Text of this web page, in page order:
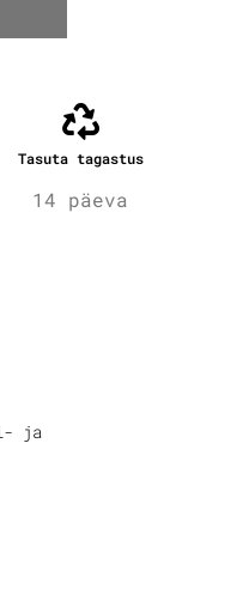
Tasuta tagastus
14 päeva
ja